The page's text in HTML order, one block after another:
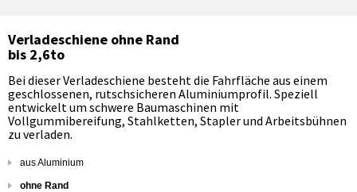
Verladeschiene ohne Rand
bis 2,6to
Bei dieser Verladeschiene besteht die Fahrfläche aus einem
geschlossenen, rutschsicheren Aluminiumprofil. Speziell
entwickelt um schwere Baumaschinen mit
Vollgummibereifung, Stahlketten, Stapler und Arbeitsbühnen
zu verladen.
aus Aluminium
ohne Rand